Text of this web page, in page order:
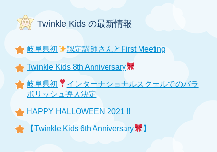
Twinkle Kids の最新情報
岐阜県初 認定講師さんとFirst Meeting
Twinkle Kids 8th Anniversary
岐阜県初
インターナショナルスクールでのバラ
ボリッシュ導入決定
HAPPY HALLOWEEN 2021 !!
【Twinkle Kids 6th Anniversary 】